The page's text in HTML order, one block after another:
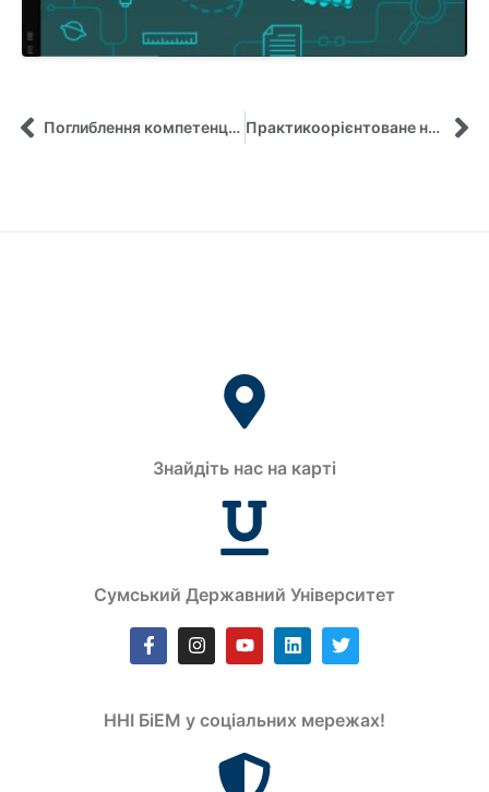
Поглиблення компетенцій з управління інвестиціями Практикоорієнтоване навчання на кафедрі управління імені Олега Балацького
Знайдіть нас на карті
Сумський Державний Університет
ННІ БіЕМ у соціальних мережах!